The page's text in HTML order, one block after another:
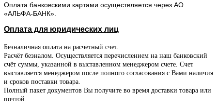
Оплата банковскими картами осуществляется через АО
«АЛЬФА-БАНК».
Оплата для юридических лиц
Безналичная оплата на расчетный счет.
Расчёт безналом. Осуществляется перечислением на наш банковский
счёт суммы, указанной в выставленном менеджером счете. Счет
выставляется менеджером после полного согласования с Вами наличия
и сроков поставки товара.
Полный пакет документов Вы получите во время доставки товара или
почтой.